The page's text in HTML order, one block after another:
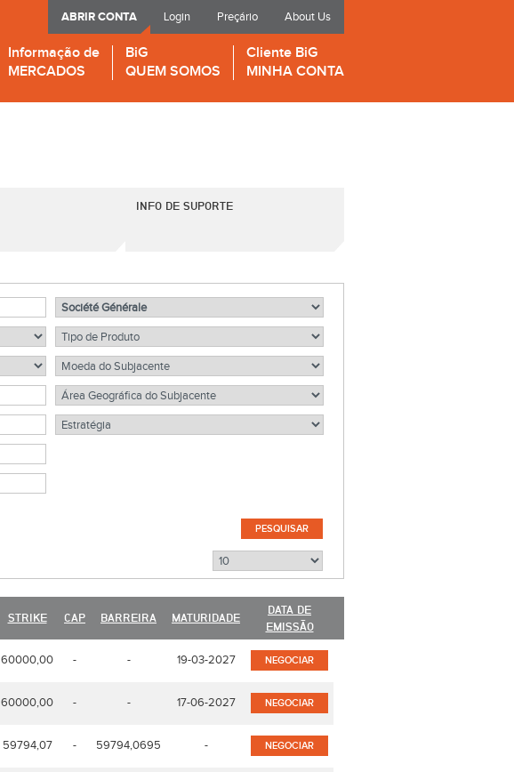
Login Preçário About Us
ABRIR CONTA
Informação de
MERCADOS
BiG
QUEM SOMOS
Cliente BiG
MINHA CONTA
INFO DE SUPORTE
STRIKE CAP BARREIRA MATURIDADE
DATA DE
EMISSÃO
60000,00 - - 19-03-2027 NEGOCIAR
60000,00 - - 17-06-2027 NEGOCIAR
59794,07 - 59794,0695 - NEGOCIAR